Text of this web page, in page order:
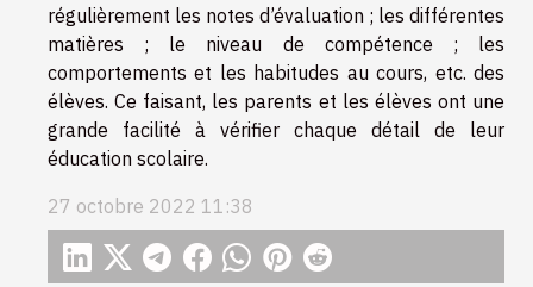
régulièrement les notes d’évaluation ; les différentes
matières ; le niveau de compétence ; les
comportements et les habitudes au cours, etc. des
élèves. Ce faisant, les parents et les élèves ont une
grande facilité à vérifier chaque détail de leur
éducation scolaire.
27 octobre 2022 11:38